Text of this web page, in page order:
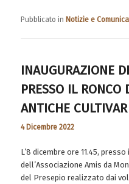
Pubblicato in Notizie e
INAUGURAZIONE
PRESSO IL RONCO
ANTICHE CULTIVAR
4 Dicembre 2022
L’8 dicembre ore 11.45,
dell’Associazione Amis da
del Presepio realizzato dai